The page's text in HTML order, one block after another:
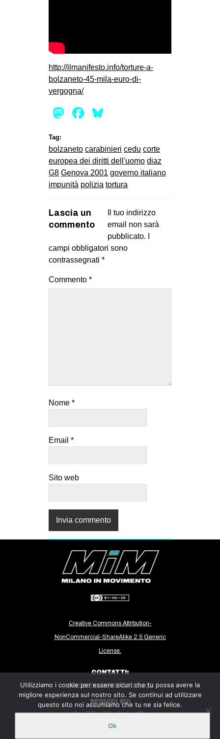
http://ilmanifesto.info/torture-a-
bolzaneto-45-mila-euro-di-
vergogna/
Mastodon
Facebook
Tag:
bolzaneto carabinieri cedu corte
europea dei diritti dell'uomo diaz
G8 Genova 2001 governo italiano
impunità polizia tortura
Lascia un
commento
Il tuo indirizzo
email non sarà
pubblicato.
campi obbligatori sono
contrassegnati *
Commento *
Nome *
Email *
Sito web
Creative Commons Attribution-
NonCommercial-ShareAlike 2.5 Generic
License.
CONTATTI:
milanoinmovimento@gmail.com
SEGUICI SU:
Utilizziamo i cookie per essere sicuri che tu possa avere la
migliore esperienza sul nostro sito. Se continui ad utilizzare
questo sito noi assumiamo che tu ne sia felice.
Ok